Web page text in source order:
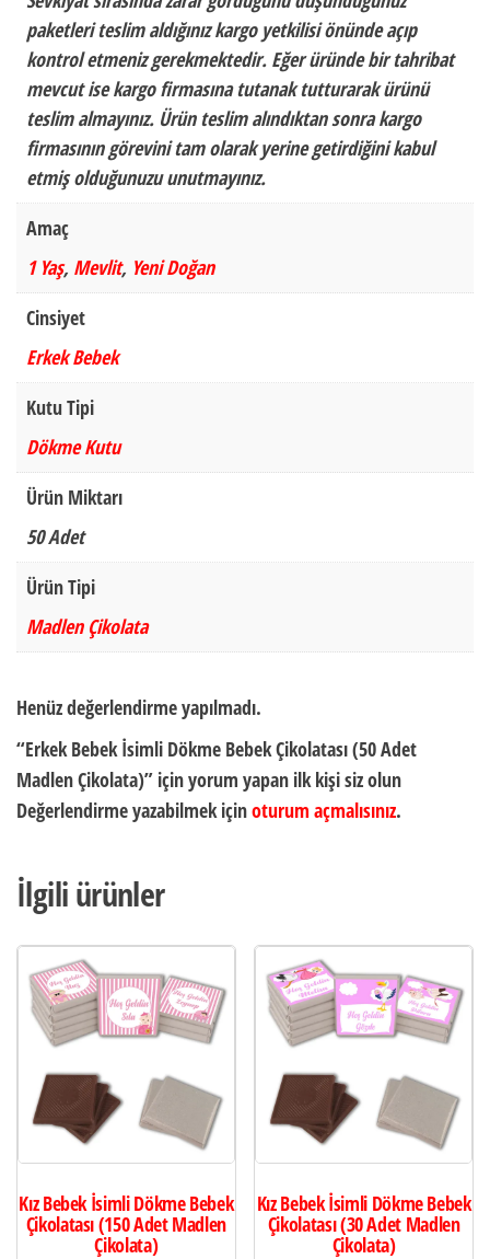
paketleri teslim aldığınız kargo yetkilisi önünde açıp
kontrol etmeniz gerekmektedir. Eğer üründe bir tahribat
mevcut ise kargo firmasına tutanak tutturarak ürünü
teslim almayınız. Ürün teslim alındıktan sonra kargo
firmasının görevini tam olarak yerine getirdiğini kabul
etmiş olduğunuzu unutmayınız.
Amaç
1 Yaş, Mevlit, Yeni Doğan
Cinsiyet
Erkek Bebek
Kutu Tipi
Dökme Kutu
Ürün Miktarı
50 Adet
Ürün Tipi
Madlen Çikolata
Henüz değerlendirme yapılmadı.
“Erkek Bebek İsimli Dökme Bebek Çikolatası (50 Adet
Madlen Çikolata)” için yorum yapan ilk kişi siz olun
Değerlendirme yazabilmek içinoturum açmalısınız.
İlgili ürünler
Kız Bebek İsimli Dökme Bebek
Çikolatası (150 Adet Madlen
Çikolata)
Kız Bebek İsimli Dökme Bebek
Çikolatası (30 Adet Madlen
Çikolata)